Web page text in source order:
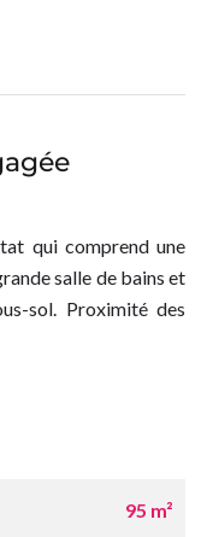
qui comprend une
salle de bains et
sol. Proximité des
95 m²